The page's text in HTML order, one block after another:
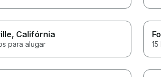
, Califórnia
para alugar